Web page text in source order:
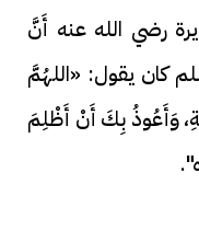
رضي الله عنه أَنَّ
كان يقول: «اللهُمَّ
وَأَعُوذُ بِكَ أَنْ أَظْلِمَ